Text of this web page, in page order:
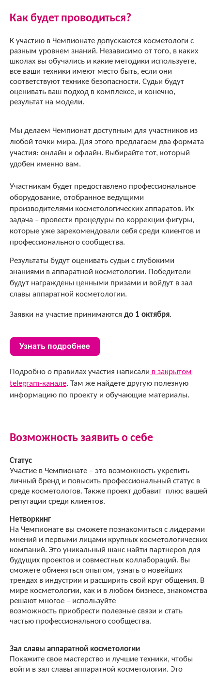
Как будет проводиться?
К участию в Чемпионате допускаются косметологи с
разным уровнем знаний. Независимо от того, в каких
школах вы обучались и какие методики используете,
все ваши техники имеют место быть, если они
соответствуют технике безопасности. Судьи будут
оценивать ваш подход в комплексе, и конечно,
результат на модели.
Мы делаем Чемпионат доступным для участников из
любой точки мира. Для этого предлагаем два формата
участия: онлайн и офлайн. Выбирайте тот, который
удобен именно вам.
Участникам будет предоставлено профессиональное
оборудование, отобранное ведущими
производителями косметологических аппаратов. Их
задача – провести процедуры по коррекции фигуры,
которые уже зарекомендовали себя среди клиентов и
профессионального сообщества.
Результаты будут оценивать судьи с глубокими
знаниями в аппаратной косметологии. Победители
будут награждены ценными призами и войдут в зал
славы аппаратной косметологии.
Заявки на участие принимаются до 1 октября.
Подробно о правилах участия написали в закрытом
telegram-канале. Там же найдете другую полезную
информацию по проекту и обучающие материалы.
Возможность заявить о себе
Статус
Участие в Чемпионате – это возможность укрепить
личный бренд и повысить профессиональный статус в
среде косметологов. Также проект добавит плюс вашей
репутации среди клиентов.
Нетворкинг
На Чемпионате вы сможете познакомиться с лидерами
мнений и первыми лицами крупных косметологических
компаний. Это уникальный шанс найти партнеров для
будущих проектов и совместных коллабораций. Вы
сможете обменяться опытом, узнать о новейших
трендах в индустрии и расширить свой круг общения. В
мире косметологии, как и в любом бизнесе, знакомства
решают многое – используйте
возможность приобрести полезные связи и стать
частью профессионального сообщества.
Зал славы аппаратной косметологии
Покажите свое мастерство и лучшие техники, чтобы
войти в зал славы аппаратной косметологии. Это